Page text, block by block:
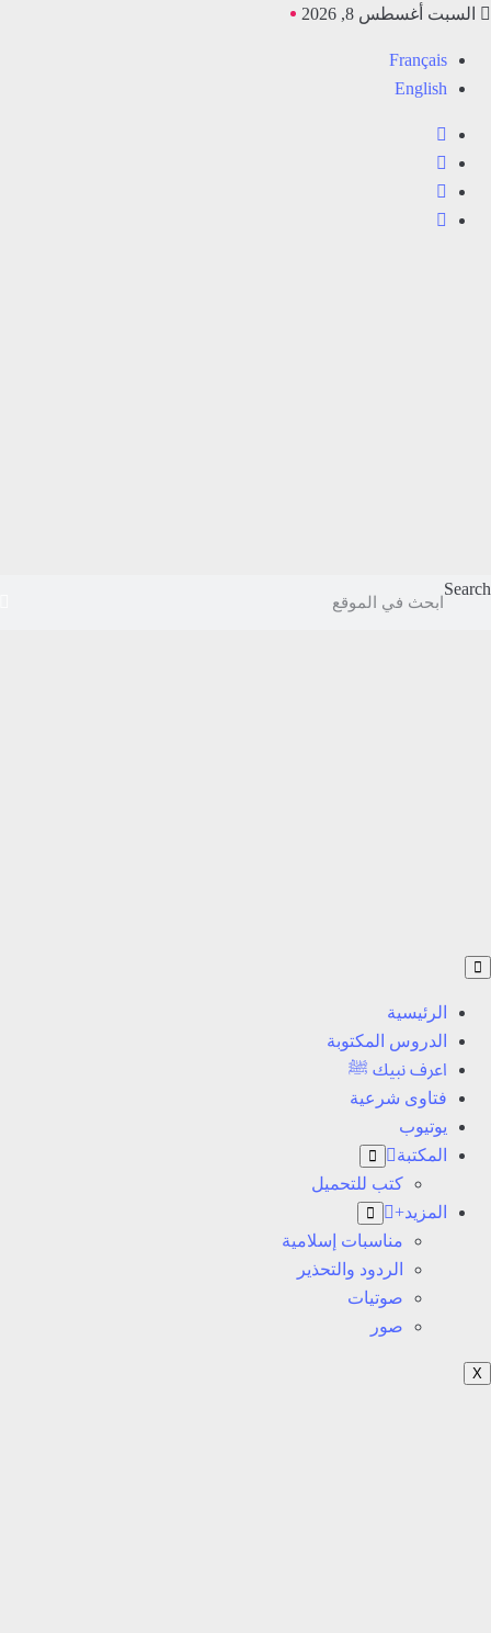
Skip
content
السبت أغسطس 8, 2026
Français
English
Search
الرئيسية
الدروس المكتوبة
اعرف نبيك ﷺ
فتاوى شرعية
يوتيوب
المكتبة
menu
كتب للتحميل
المزيد+
menu
مناسبات إسلامية
الردود والتحذير
صوتيات
صور
X